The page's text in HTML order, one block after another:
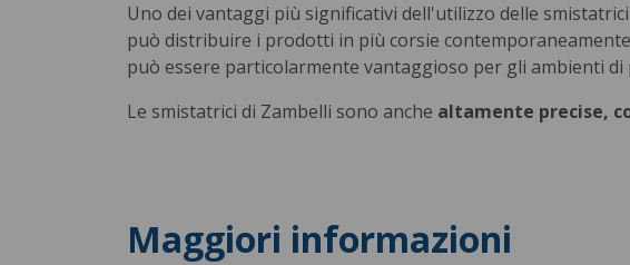
Uno dei vantaggi più significativi dell'utilizzo delle
può distribuire i prodotti in più corsie
può essere particolarmente vantaggioso per gli ambienti
Le smistatrici di Zambelli sono anche altamente precise,
Maggiori informazioni